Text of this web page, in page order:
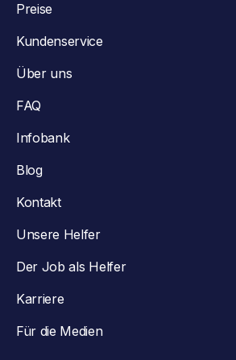
Preise
Kundenservice
Über uns
FAQ
Infobank
Blog
Kontakt
Unsere Helfer
Der Job als Helfer
Karriere
Für die Medien